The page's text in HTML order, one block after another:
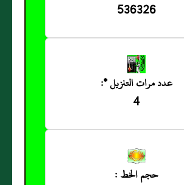
536326
عدد مرات التنزيل *:
4
حجم الخط :